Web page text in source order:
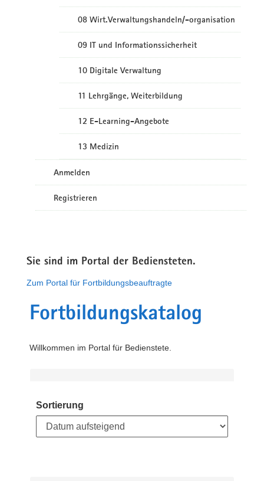
08 Wirt.Verwaltungshandeln/-organisation
09 IT und Informationssicherheit
10 Digitale Verwaltung
11 Lehrgänge, Weiterbildung
12 E-Learning-Angebote
13 Medizin
Anmelden
Registrieren
Sie sind im Portal der Bediensteten.
Zum Portal für Fortbildungsbeauftragte
Fortbildungskatalog
Willkommen im Portal für Bedienstete.
Sortierung